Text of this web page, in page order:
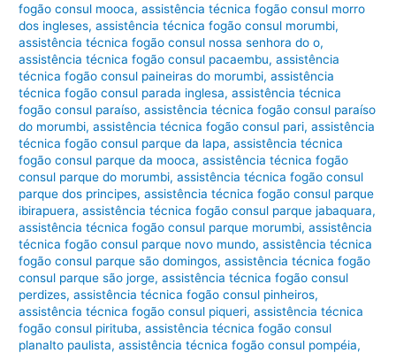
fogão consul mooca,assistência técnica fogão consul morro
dos ingleses,assistência técnica fogão consul morumbi,
assistência técnica fogão consul nossa senhora do o,
assistência técnica fogão consul pacaembu,assistência
técnica fogão consul paineiras do morumbi,assistência
técnica fogão consul parada inglesa,assistência técnica
fogão consul paraíso,assistência técnica fogão consul paraíso
do morumbi,assistência técnica fogão consul pari,assistência
técnica fogão consul parque da lapa,assistência técnica
fogão consul parque da mooca,assistência técnica fogão
consul parque do morumbi,assistência técnica fogão consul
parque dos principes,assistência técnica fogão consul parque
ibirapuera,assistência técnica fogão consul parque jabaquara,
assistência técnica fogão consul parque morumbi,assistência
técnica fogão consul parque novo mundo,assistência técnica
fogão consul parque são domingos,assistência técnica fogão
consul parque são jorge,assistência técnica fogão consul
perdizes,assistência técnica fogão consul pinheiros,
assistência técnica fogão consul piqueri,assistência técnica
fogão consul pirituba,assistência técnica fogão consul
planalto paulista,assistência técnica fogão consul pompéia,